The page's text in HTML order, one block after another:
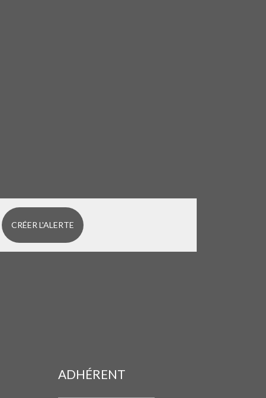
CRÉER L'ALERTE
ADHÉRENT